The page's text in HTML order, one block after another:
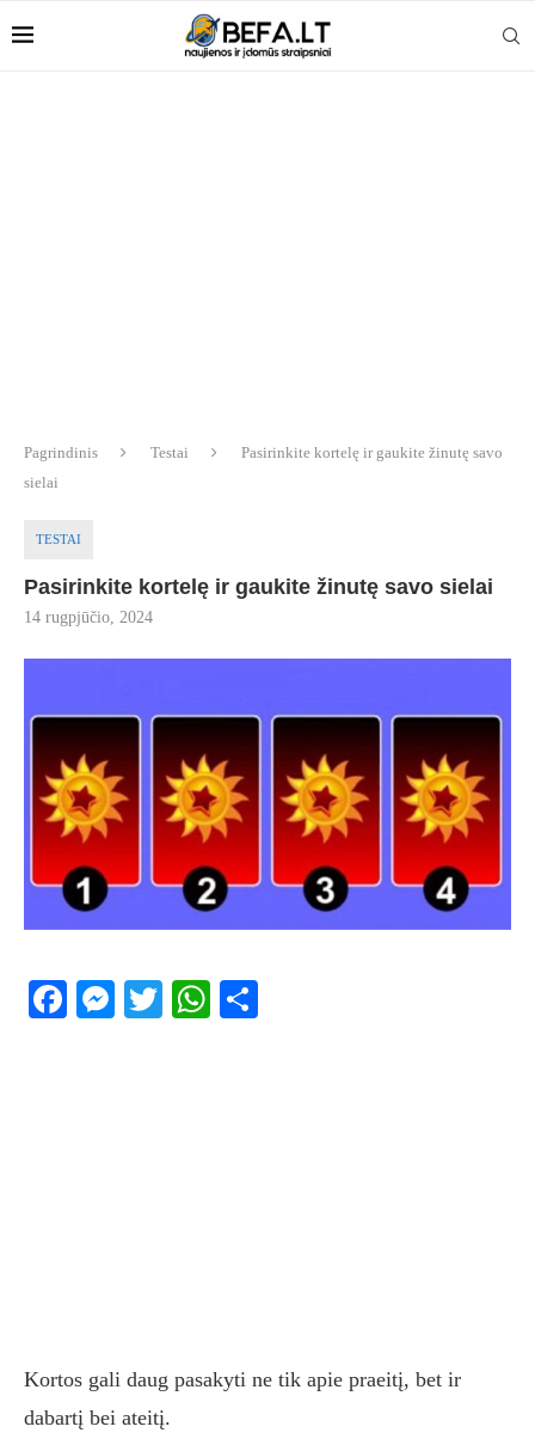
Pagrindinis Testai
Pasirinkite kortelę ir gaukite žinutę savo
sielai
TESTAI
Pasirinkite kortelę ir gaukite žinutę savo sielai
14 rugpjūčio, 2024
Facebook
Messenger
TwitterWhatsApp
Kortos gali daug pasakyti ne tik apie praeitį, bet ir
dabartį bei ateitį.